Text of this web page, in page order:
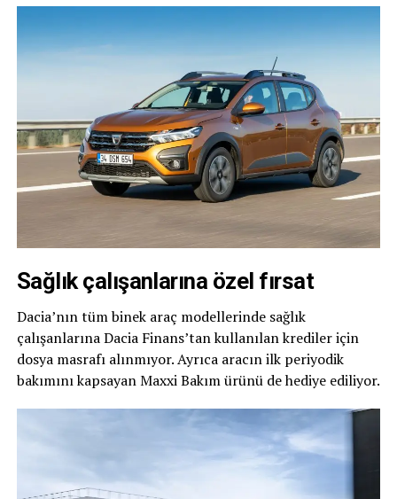
Sağlık çalışanlarına özel fırsat
Dacia’nın tüm binek araç modellerinde sağlık
çalışanlarına Dacia Finans’tan kullanılan krediler için
dosya masrafı alınmıyor. Ayrıca aracın ilk periyodik
bakımını kapsayan Maxxi Bakım ürünü de hediye ediliyor.